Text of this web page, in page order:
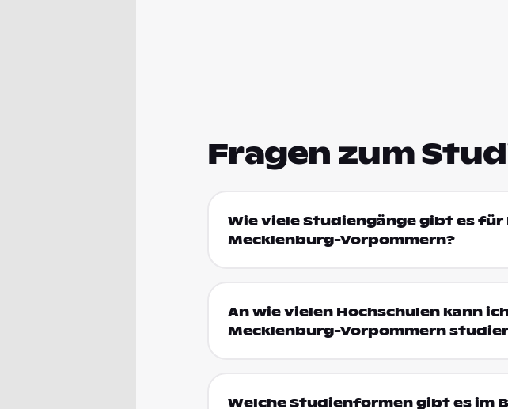
Fragen zum
Wie viele Studiengänge gibt es
Mecklenburg-Vorpommern?
An wie vielen Hochschulen kann
Mecklenburg-Vorpommern
Welche Studienformen gibt es im